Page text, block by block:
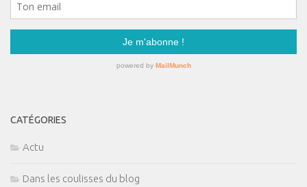
CATÉGORIES
Actu
Dans les coulisses du blog